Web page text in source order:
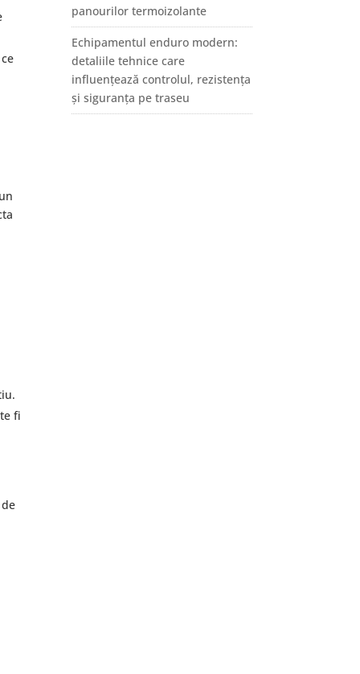
fi
panourilor termoizolante
Echipamentul enduro modern:
detaliile tehnice care
influențează controlul, rezistența
și siguranța pe traseu